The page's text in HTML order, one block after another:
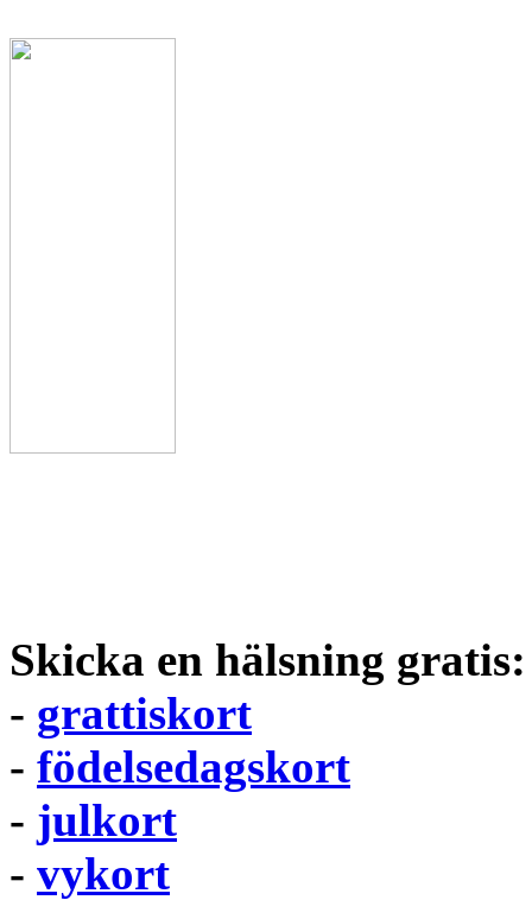
Skicka en hälsning gratis:
- grattiskort
- födelsedagskort
- julkort
- vykort